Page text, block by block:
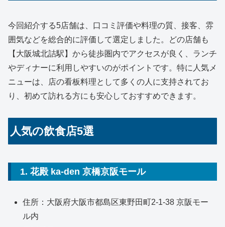
今回紹介する5店舗は、口コミ評価や料理の質、接客、雰
囲気などを総合的に評価して選定しました。どの店舗も
【大阪城北詰駅】から徒歩圏内でアクセスが良く、ランチ
やディナーに利用しやすいのがポイントです。特に人気メ
ニューは、店の看板料理として多くの人に支持されてお
り、初めて訪れる方にも安心しておすすめできます。
人気の飲食店5選
1. 花殿 ka-den 京橋京阪モール
住所：大阪府大阪市都島区東野田町2-1-38 京阪モー
ル内